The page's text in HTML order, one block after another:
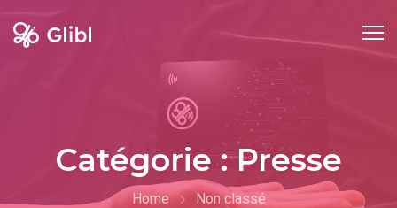
Skip
Catégorie :Presse
Home Non classé